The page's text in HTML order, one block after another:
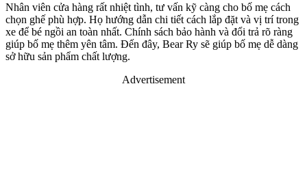
Nhân viên cửa hàng rất nhiệt tình, tư vấn kỹ càng cho bố mẹ cách
chọn ghế phù hợp. Họ hướng dẫn chi tiết cách lắp đặt và vị trí trong
xe để bé ngồi an toàn nhất. Chính sách bảo hành và đổi trả rõ ràng
giúp bố mẹ thêm yên tâm. Đến đây, Bear Ry sẽ giúp bố mẹ dễ dàng
sở hữu sản phẩm chất lượng.
Advertisement